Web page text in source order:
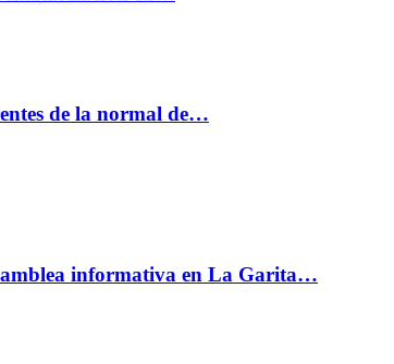
de la normal de…
informativa en La Garita…